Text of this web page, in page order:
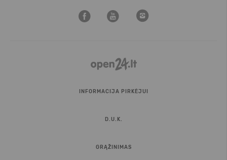
INFORMACIJA PIRKĖJUI
D.U.K.
GRĄŽINIMAS